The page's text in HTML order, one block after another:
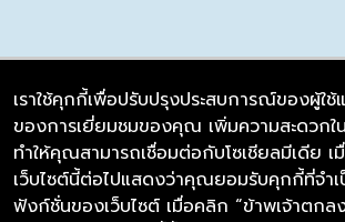
บริษัท ซิมลิงค์ จำกัด
98/226 Bangrakyai-Baanmai Road,
Bangyai, Nonthaburi 11140
เราใช้คุกกี้เพื่อปรับปรุงประสบการณ์ของผู้ใช้
ของการเยี่ยมชมของคุณ เพิ่มความสะดวกใ
ทำให้คุณสามารถเชื่อมต่อกับโซเชียลมีเดีย
เว็บไซต์นี้ต่อไปแสดงว่าคุณยอมรับคุกกี้ที่จำเ
ฟังก์ชั่นของเว็บไซต์ เมื่อคลิก “ข้าพเจ้าตก